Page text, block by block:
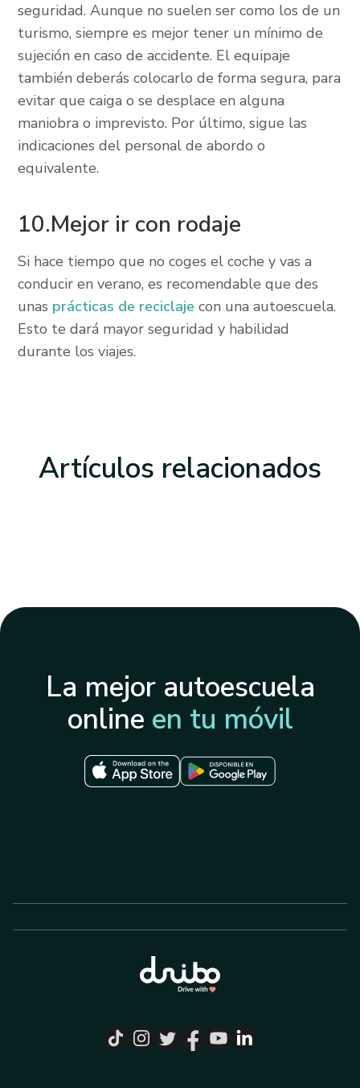
seguridad. Aunque no suelen ser como los de un
turismo, siempre es mejor tener un mínimo de
sujeción en caso de accidente. El equipaje
también deberás colocarlo de forma segura, para
evitar que caiga o se desplace en alguna
maniobra o imprevisto. Por último, sigue las
indicaciones del personal de abordo o
equivalente.
10.Mejor ir con rodaje
Si hace tiempo que no coges el coche y vas a
conducir en verano, es recomendable que des
unas prácticas de reciclaje con una autoescuela.
Esto te dará mayor seguridad y habilidad
durante los viajes.
Artículos relacionados
La mejor autoescuela
online en tu móvil